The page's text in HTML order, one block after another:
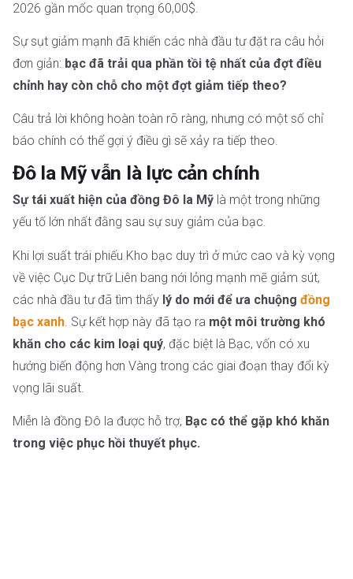
2026 gần mốc quan trọng 60,00$.
Sự sụt giảm mạnh đã khiến các nhà đầu tư đặt ra câu hỏi
đơn giản: bạc đã trải qua phần tồi tệ nhất của đợt điều
chỉnh hay còn chỗ cho một đợt giảm tiếp theo?
Câu trả lời không hoàn toàn rõ ràng, nhưng có một số chỉ
báo chính có thể gợi ý điều gì sẽ xảy ra tiếp theo.
Đô la Mỹ vẫn là lực cản chính
Sự tái xuất hiện của đồng Đô la Mỹ là một trong những
yếu tố lớn nhất đằng sau sự suy giảm của bạc.
Khi lợi suất trái phiếu Kho bạc duy trì ở mức cao và kỳ vọng
về việc Cục Dự trữ Liên bang nới lỏng mạnh mẽ giảm sút,
các nhà đầu tư đã tìm thấy lý do mới để ưa chuộng đồng
bạc xanh . Sự kết hợp này đã tạo ra một môi trường khó
khăn cho các kim loại quý, đặc biệt là Bạc, vốn có xu
hướng biến động hơn Vàng trong các giai đoạn thay đổi kỳ
vọng lãi suất.
Miễn là đồng Đô la được hỗ trợ, Bạc có thể gặp khó khăn
trong việc phục hồi thuyết phục.